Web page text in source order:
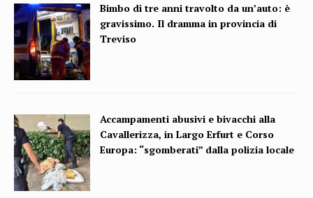
Bimbo di tre anni travolto da un’auto: è
gravissimo. Il dramma in provincia di
Treviso
Accampamenti abusivi e bivacchi alla
Cavallerizza, in Largo Erfurt e Corso
Europa: “sgomberati” dalla polizia locale